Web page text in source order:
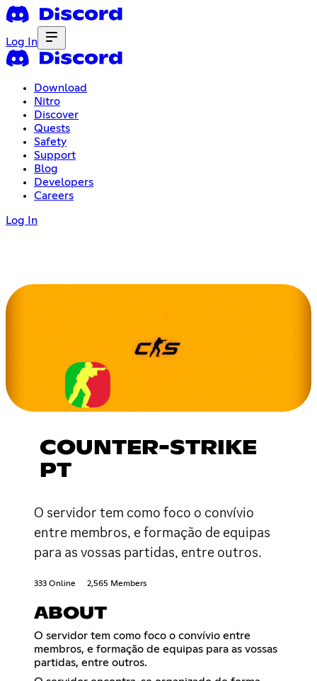
Log In
Download
Nitro
Discover
Quests
Safety
Support
Blog
Developers
Careers
Log In
COUNTER-STRIKE
PT
O servidor tem como foco o convívio
entre membros, e formação de equipas
para as vossas partidas, entre outros.
333 Online 2,565 Members
ABOUT
O servidor tem como foco o convívio entre
membros, e formação de equipas para as vossas
partidas, entre outros.